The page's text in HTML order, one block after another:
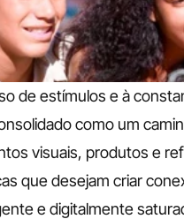
de estímulos e à
como um
visuais, produtos e
que desejam criar
e digitalmente